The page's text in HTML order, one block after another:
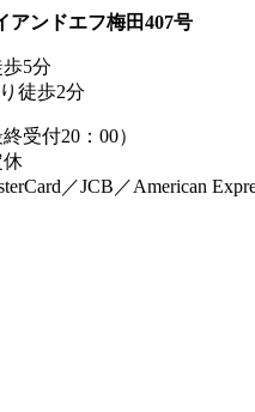
アンドエフ梅田407号
5分
徒歩2分
付20：00）
／JCB／American